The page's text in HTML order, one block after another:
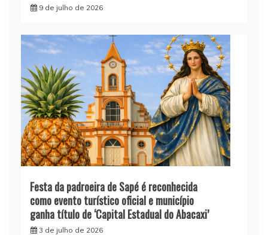
9 de julho de 2026
Festa da padroeira de Sapé é reconhecida
como evento turístico oficial e município
ganha título de ‘Capital Estadual do Abacaxi’
3 de julho de 2026